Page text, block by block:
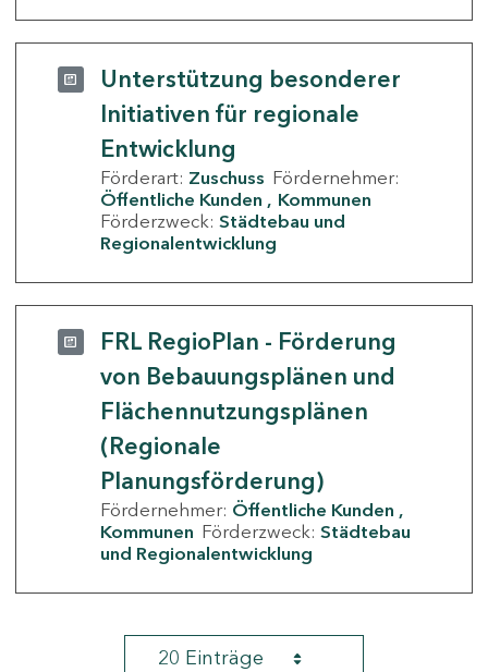
Unterstützung besonderer
Initiativen für regionale
Entwicklung
Förderart: Zuschuss Fördernehmer:
Öffentliche Kunden
Kommunen
Förderzweck: Städtebau und
Regionalentwicklung
FRL RegioPlan - Förderung
von Bebauungsplänen und
Flächennutzungsplänen
(Regionale
Planungsförderung)
Fördernehmer: Öffentliche Kunden
Kommunen Förderzweck: Städtebau
und Regionalentwicklung
20 Einträge